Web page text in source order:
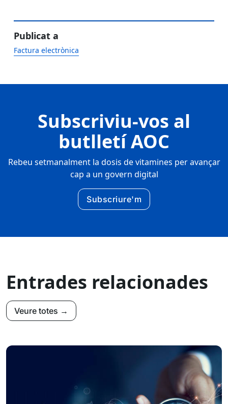
Publicat a
Factura electrònica
Subscriviu-vos al
butlletí AOC
Rebeu setmanalment la dosis de vitamines per avançar
cap a un govern digital
Subscriure'm
Entrades relacionades
Veure totes →